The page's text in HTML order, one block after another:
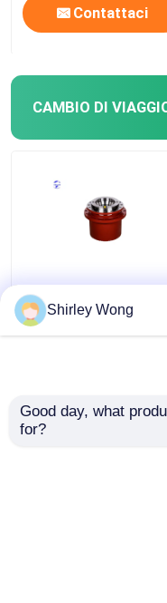
Contattaci
CAMBIO DI
Meccanismo di
spostamento del
cambio riduttore
Shirley Wong
Good day, what
for?